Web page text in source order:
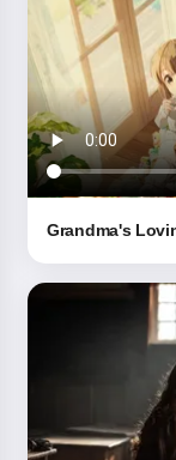
Grandma's